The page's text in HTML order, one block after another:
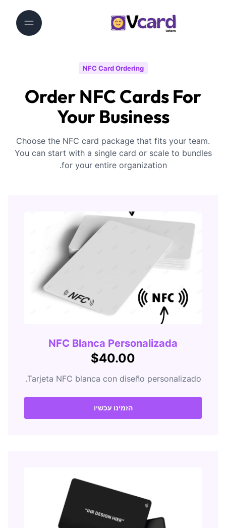
NFC Card Ordering
Order NFC Cards For
Your Business
Choose the NFC card package that fits your team.
You can start with a single card or scale to bundles
for your entire organization.
NFC Blanca Personalizada
$40.00
Tarjeta NFC blanca con diseño personalizado.
הזמינו עכשיו